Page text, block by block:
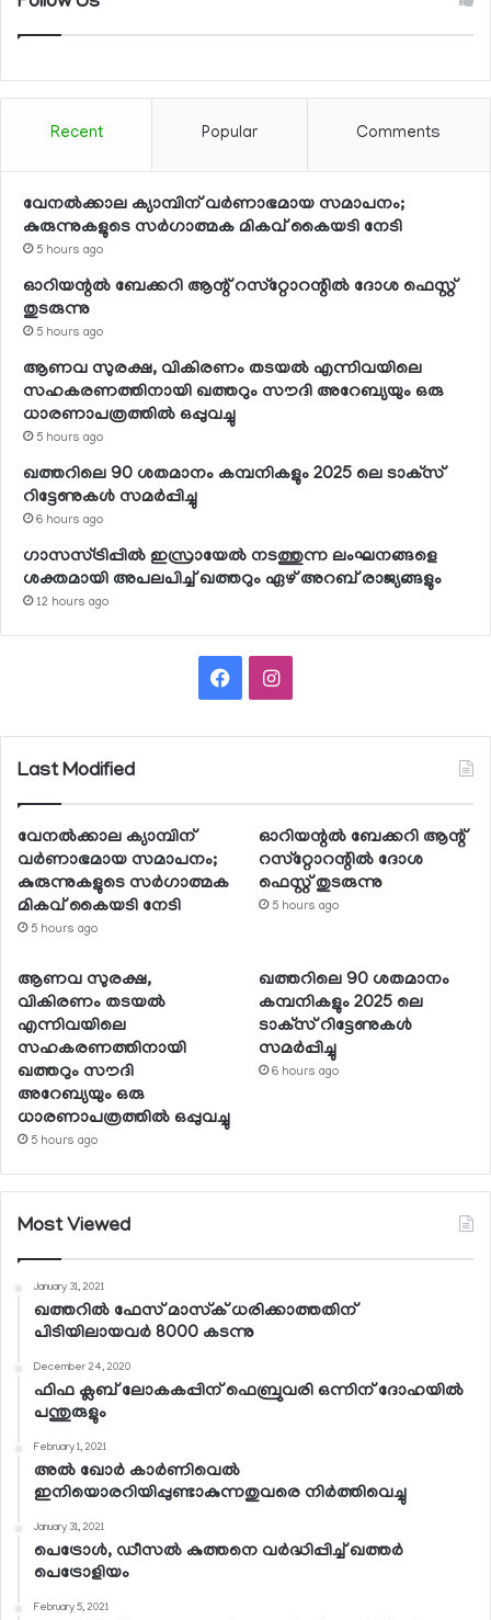
Recent Popular Comments
വേനല്‍ക്കാല ക്യാമ്പിന് വര്‍ണാഭമായ സമാപനം;
കുരുന്നുകളുടെ സര്‍ഗാത്മക മികവ് കൈയടി നേടി
5 hours ago
ഓറിയന്റല്‍ ബേക്കറി ആന്റ് റസ്‌റ്റോറന്റില്‍ ദോശ ഫെസ്റ്റ്
തുടരുന്നു
5 hours ago
ആണവ സുരക്ഷ, വികിരണം തടയല്‍ എന്നിവയിലെ
സഹകരണത്തിനായി ഖത്തറും സൗദി അറേബ്യയും ഒരു
ധാരണാപത്രത്തില്‍ ഒപ്പുവച്ചു
5 hours ago
ഖത്തറിലെ 90 ശതമാനം കമ്പനികളും 2025 ലെ ടാക്‌സ്
റിട്ടേണുകള്‍ സമര്‍പ്പിച്ചു
6 hours ago
ഗാസസ്ട്രിപ്പില്‍ ഇസ്രായേല്‍ നടത്തുന്ന ലംഘനങ്ങളെ
ശക്തമായി അപലപിച്ച് ഖത്തറും ഏഴ് അറബ് രാജ്യങ്ങളും
12 hours ago
FacebookInstagram
Last Modified
വേനല്‍ക്കാല ക്യാമ്പിന്
വര്‍ണാഭമായ സമാപനം;
കുരുന്നുകളുടെ സര്‍ഗാത്മക
മികവ് കൈയടി നേടി
5 hours ago
ഓറിയന്റല്‍ ബേക്കറി ആന്റ്
റസ്‌റ്റോറന്റില്‍ ദോശ
ഫെസ്റ്റ് തുടരുന്നു
5 hours ago
ആണവ സുരക്ഷ,
വികിരണം തടയല്‍
എന്നിവയിലെ
സഹകരണത്തിനായി
ഖത്തറും സൗദി
അറേബ്യയും ഒരു
ധാരണാപത്രത്തില്‍ ഒപ്പുവച്ചു
5 hours ago
ഖത്തറിലെ 90 ശതമാനം
കമ്പനികളും 2025 ലെ
ടാക്‌സ് റിട്ടേണുകള്‍
സമര്‍പ്പിച്ചു
6 hours ago
Most Viewed
January 31, 2021
ഖത്തറില്‍ ഫേസ് മാസ്‌ക് ധരിക്കാത്തതിന്
പിടിയിലായവര്‍ 8000 കടന്നു
December 24, 2020
ഫിഫ ക്ലബ് ലോകകപ്പിന് ഫെബ്രുവരി ഒന്നിന് ദോഹയില്‍
പന്തുരുളും
February 1, 2021
അല്‍ ഖോര്‍ കാര്‍ണിവെല്‍
ഇനിയൊരറിയിപ്പുണ്ടാകുന്നതുവരെ നിര്‍ത്തിവെച്ചു
January 31, 2021
പെട്രോള്‍, ഡീസല്‍ കുത്തനെ വര്‍ദ്ധിപ്പിച്ച് ഖത്തര്‍
പെട്രോളിയം
February 5, 2021